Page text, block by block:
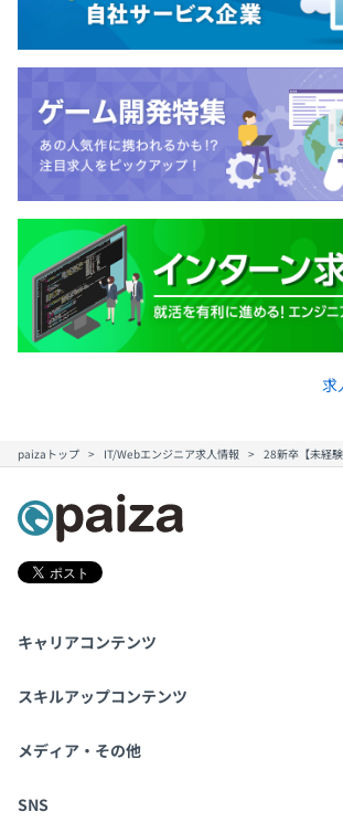
求
paizaトップ IT/Webエンジニア求人情報 28新卒【未経
キャリアコンテンツ
転職・キャリア
スキルアップコンテンツ
学習
メディア・その他
Tech Team Journal
SNS